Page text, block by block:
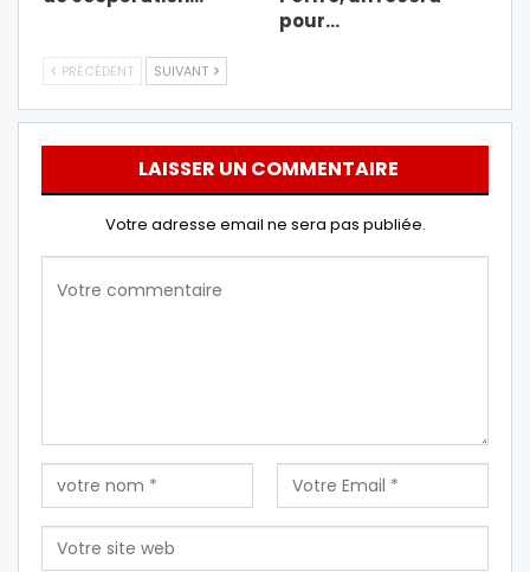
pour…
PRÉCÉDENT SUIVANT
LAISSER UN COMMENTAIRE
Votre adresse email ne sera pas publiée.